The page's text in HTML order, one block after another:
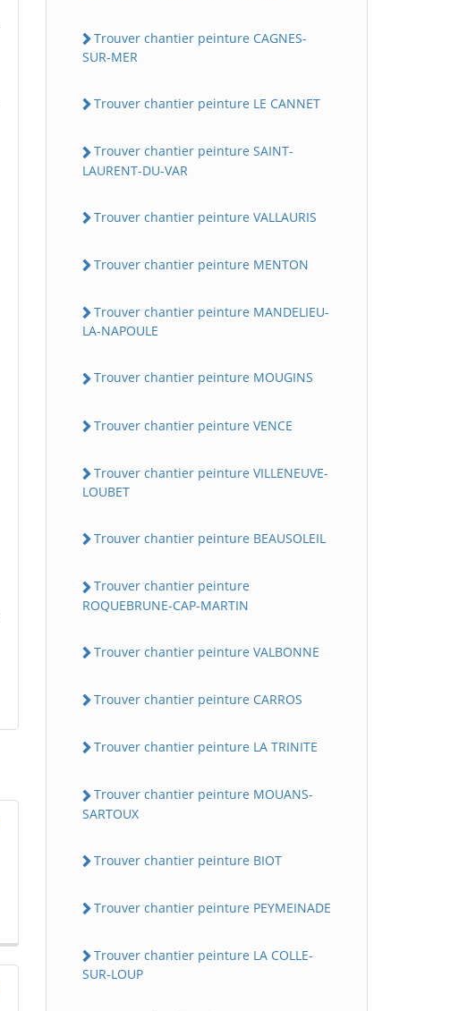
Trouver chantier peinture CAGNES-
SUR-MER
Trouver chantier peinture LE CANNET
Trouver chantier peinture SAINT-
LAURENT-DU-VAR
Trouver chantier peinture VALLAURIS
Trouver chantier peinture MENTON
Trouver chantier peinture MANDELIEU-
LA-NAPOULE
Trouver chantier peinture MOUGINS
Trouver chantier peinture VENCE
Trouver chantier peinture VILLENEUVE-
LOUBET
Trouver chantier peinture BEAUSOLEIL
Trouver chantier peinture
ROQUEBRUNE-CAP-MARTIN
Trouver chantier peinture VALBONNE
Trouver chantier peinture CARROS
Trouver chantier peinture LA TRINITE
Trouver chantier peinture MOUANS-
SARTOUX
Trouver chantier peinture BIOT
Trouver chantier peinture PEYMEINADE
Trouver chantier peinture LA COLLE-
SUR-LOUP